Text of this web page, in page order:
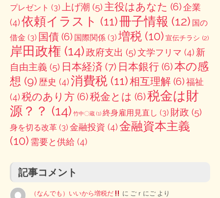
プレゼント (3) 上げ潮 (5) 主役はあなた (6)企業
(4)依頼イラスト (11)冊子情報 (12) 国の
借金 (3) 国債 (6) 国際関係 (3) 増税 (10) 宣伝チラシ (2)
岸田政権 (14)政府支出 (5)文学フリマ (4) 新
自由主義 (5) 日本経済 (7) 日本銀行 (6)本の感
想 (9) 歴史 (4)消費税 (11)相互理解 (6)福祉
(4)税のあり方 (6)税金とは (6)税金は財
源？？ (14) 竹中〇蔵 (1) 終身雇用見直し (3) 財政 (5)
身を切る改革 (3) 金融投資 (4)金融資本主義
(10) 需要と供給 (4)
記事コメント
（なんでも）いいから増税だ に ごｒにご より